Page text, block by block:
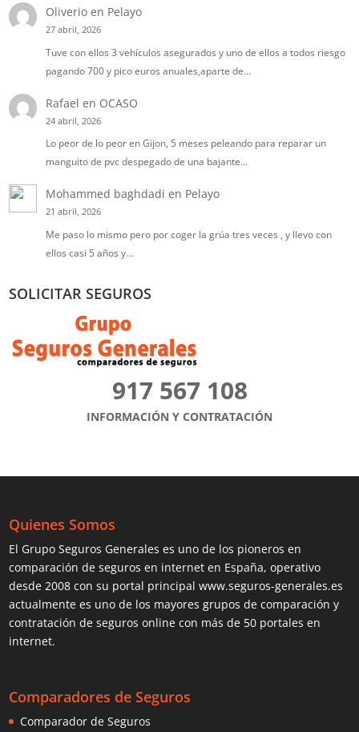
Oliverioen Pelayo
27 abril, 2026
Tuve con ellos 3 vehículos asegurados y uno de ellos a todos riesgo
pagando 700 y pico euros anuales,aparte de…
Rafael en OCASO
24 abril, 2026
Lo peor de lo peor en Gijon, 5 meses peleando para reparar un
manguito de pvc despegado de una bajante…
Mohammed baghdadi en Pelayo
21 abril, 2026
Me paso lo mismo pero por coger la grúa tres veces , y llevo con
ellos casi 5 años y…
SOLICITAR SEGUROS
917 567 108
INFORMACIÓN Y CONTRATACIÓN
Quienes Somos
El Grupo Seguros Generales es uno de los pioneros en
comparación de seguros en internet en España, operativo
desde 2008 con su portal principal www.seguros-generales.es
actualmente es uno de los mayores grupos de comparación y
contratación de seguros online con más de 50 portales en
internet.
Comparadores de Seguros
Comparador de Seguros